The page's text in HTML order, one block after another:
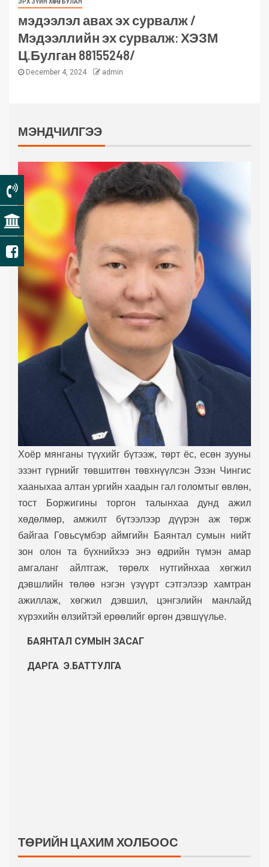
ЭРХ ЗҮЙН ХӨТӨЧ БУЛАН
мэдээлэл авах эх сурвалж /
Мэдээллийн эх сурвалж: ХЭЗМ
Ц.Булган 88155248/
December 4, 2024 admin
МЭНДЧИЛГЭЭ
Хоёр мянганы түүхийг бүтээж, төрт ёс, есөн зууны
эзэнт гүрнийг төвшитгөн төвхнүүлсэн Эзэн Чингис
хааныхаа алтан ургийн хаадын гал голомтыг өвлөн,
тост Боржигины торгон талынхаа дунд ажил
хөдөлмөр, амжилт бүтээлээр дүүрэн аж төрж
байгаа Говьсүмбэр аймгийн Баянтал сумын нийт
зон олон та бүхнийхээ энэ өдрийн түмэн амар
амгаланг айлтгаж, төрөлх нутгийнхаа хөгжил
дэвшлийн төлөө нэгэн үзүүрт сэтгэлээр хамтран
ажиллаж, хөгжил дэвшил, цэнгэлийн манлайд
хүрэхийн өлзийтэй ерөөлийг өргөн дэвшүүлье.
БАЯНТАЛ СУМЫН ЗАСАГ
ДАРГА Э.БАТТУЛГА
ТӨРИЙН ЦАХИМ ХОЛБООС